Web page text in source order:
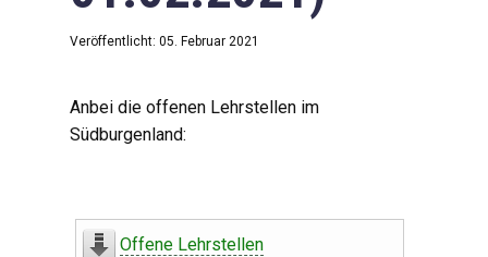
Veröffentlicht: 05. Februar 2021
Anbei die offenen Lehrstellen im
Südburgenland:
Offene Lehrstellen